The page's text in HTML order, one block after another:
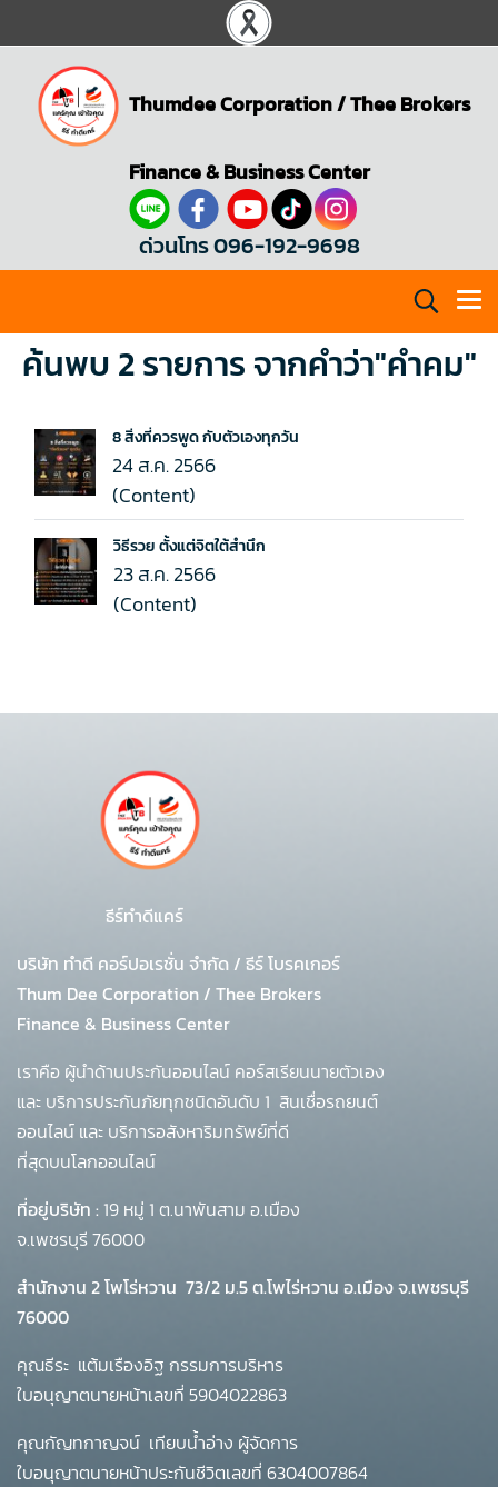
Thumdee Corporation/Thee Brokers
Finance & Business Center
ด่วนโทร 096-192-9698
ค้นพบ 2 รายการ จากคำว่า"คำคม"
8 สิ่งที่ควรพูด กับตัวเองทุกวัน
24 ส.ค. 2566
(Content)
วิธีรวย ตั้งแต่จิตใต้สำนึก
23 ส.ค. 2566
(Content)
ธีร์ทำดีแคร์
บริษัท ทำดี คอร์ปอเรชั่น จำกัด / ธีร์ โบรคเกอร์
Thum Dee Corporation / Thee Brokers
Finance & Business Center
เราคือ ผู้นำด้านประกันออนไลน์ คอร์สเรียนนายตัวเอง
และ บริการประกันภัยทุกชนิดอันดับ 1 สินเชื่อรถยนต์
ออนไลน์ และ บริการอสังหาริมทรัพย์ที่ดี
ที่สุดบนโลกออนไลน์
ที่อยู่บริษัท : 19 หมู่ 1 ต.นาพันสาม อ.เมือง
จ.เพชรบุรี 76000
สำนักงาน 2 โพโร่หวาน 73/2 ม.5 ต.โพไร่หวาน อ.เมือง จ.เพชรบุรี
76000
คุณธีระ แต้มเรืองอิฐ กรรมการบริหาร
ใบอนุญาตนายหน้าเลขที่ 5904022863
คุณกัญทกาญจน์ เทียบน้ำอ่าง ผู้จัดการ
ใบอนุญาตนายหน้าประกันชีวิตเลขที่ 6304007864